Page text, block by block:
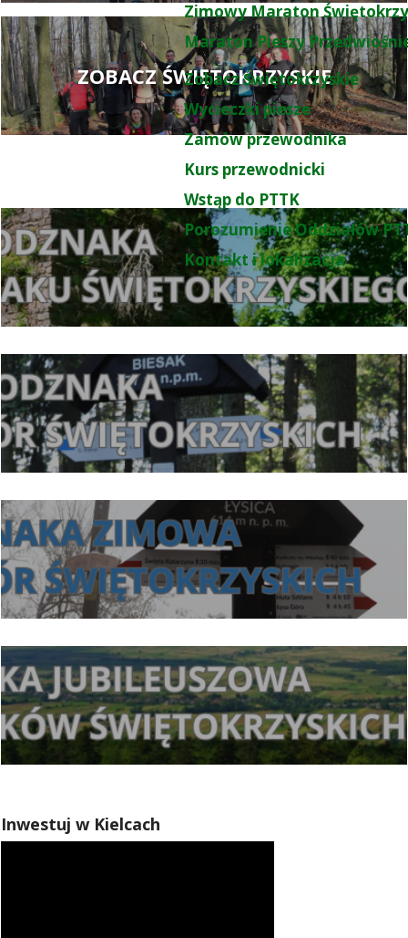
Zimowy Maraton
Maraton Pieszy
Zobacz Świętokrzyskie
Wycieczki piesze
Zamów przewodnika
Kurs przewodnicki
Wstąp do PTTK
Porozumienie Oddziałów
Kontakt i lokalizacja
ZOBACZ ŚWIĘTOKRZYSKIE
Inwestuj w Kielcach